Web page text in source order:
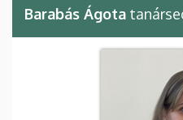
Barabás Ágota